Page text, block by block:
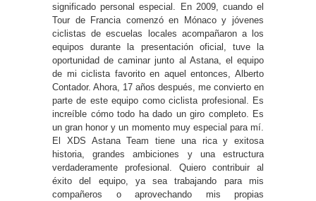
significado personal especial. En 2009, cuando el
Tour de Francia comenzó en Mónaco y jóvenes
ciclistas de escuelas locales acompañaron a los
equipos durante la presentación oficial, tuve la
oportunidad de caminar junto al Astana, el equipo
de mi ciclista favorito en aquel entonces, Alberto
Contador. Ahora, 17 años después, me convierto en
parte de este equipo como ciclista profesional. Es
increíble cómo todo ha dado un giro completo. Es
un gran honor y un momento muy especial para mí.
El XDS Astana Team tiene una rica y exitosa
historia, grandes ambiciones y una estructura
verdaderamente profesional. Quiero contribuir al
éxito del equipo, ya sea trabajando para mis
compañeros o aprovechando mis propias